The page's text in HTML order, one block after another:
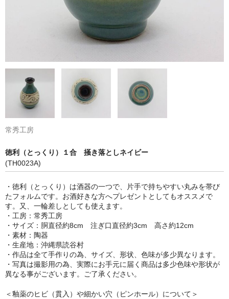
常秀工房
徳利（とっくり）１合 掻き落としネイビー
(TH0023A)
・徳利（とっくり）は酒器の一つで、片手で持ちやすい丸みを帯び
たフォルムです。お酒好きな方へプレゼントとしてもオススメで
す。又、一輪差しとしても使えます。
・工房：常秀工房
・サイズ：胴直径約8cm 注ぎ口直径約3cm 高さ約12cm
・素材：陶器
・生産地：沖縄県読谷村
・作品は全て手作りの為、サイズ、形状、色味が多少異なります。
・写真は撮影用の為、実際にお手元に届く商品は多少色味や形状が
異なる事がございます。ご了承ください。
＜釉薬のヒビ（貫入）や細かい穴（ピンホール）について＞